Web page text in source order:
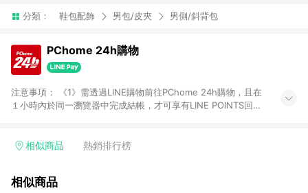
分類： 鞋包配飾 男包/皮夾 男側/斜背包
PChome 24h購物
注意事項： 《1》需透過LINE購物前往PChome 24h購物，且在
１小時內於同一瀏覽器中完成結帳，才可享有LINE POINTS回饋
在點數回饋範圍內。 《3》如取消訂單、退貨、購物中登出
品、票券、訂閱方案、PChome儲值商品、企業專區/企業採購、
相似商品 熱銷排行榜
相似商品